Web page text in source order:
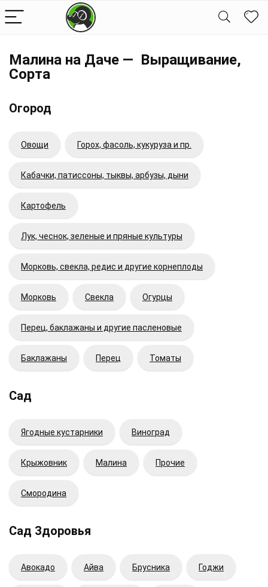
Малина на Даче — Выращивание,
Сорта
Огород
Овощи Горох, фасоль, кукуруза и пр.
Кабачки, патиссоны, тыквы, арбузы, дыни
Картофель
Лук, чеснок, зеленые и пряные культуры
Морковь, свекла, редис и другие корнеплоды
Морковь Свекла Огурцы
Перец, баклажаны и другие пасленовые
Баклажаны Перец Томаты
Сад
Ягодные кустарники Виноград
Крыжовник Малина Прочие
Смородина
Сад Здоровья
Авокадо Айва Брусника Годжи